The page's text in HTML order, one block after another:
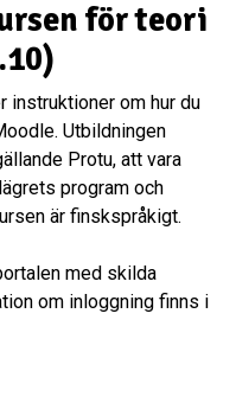
för teori
instruktioner om hur du
Utbildningen
Protu, att vara
program och
är finskspråkigt.
med skilda
om inloggning finns i